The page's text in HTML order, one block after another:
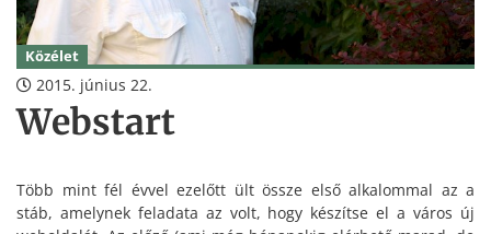
Közélet
2015. június 22.
Webstart
Több mint fél évvel ezelőtt ült össze első alkalommal az a
stáb, amelynek feladata az volt, hogy készítse el a város új